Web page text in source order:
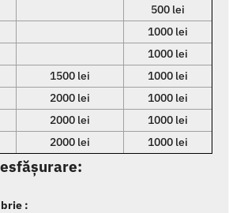
500 lei
1000 lei
1000 lei
1500 lei
1000 lei
2000 lei
1000 lei
2000 lei
1000 lei
2000 lei 1000 lei
: